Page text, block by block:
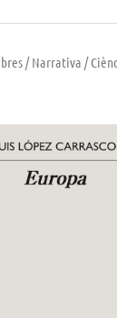
/Narrativa /